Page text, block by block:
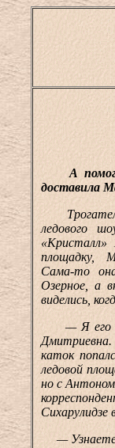
А
доставила
ледового
площадку,
Сама-то
Озерное, а
виделись,
— Я его из
каток
ледовой
но с Антоном
Сихарулидзе
— Узнаете